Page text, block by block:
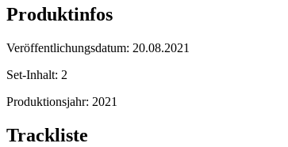
Produktinfos
Veröffentlichungsdatum: 20.08.2021
Set-Inhalt: 2
Produktionsjahr: 2021
Trackliste